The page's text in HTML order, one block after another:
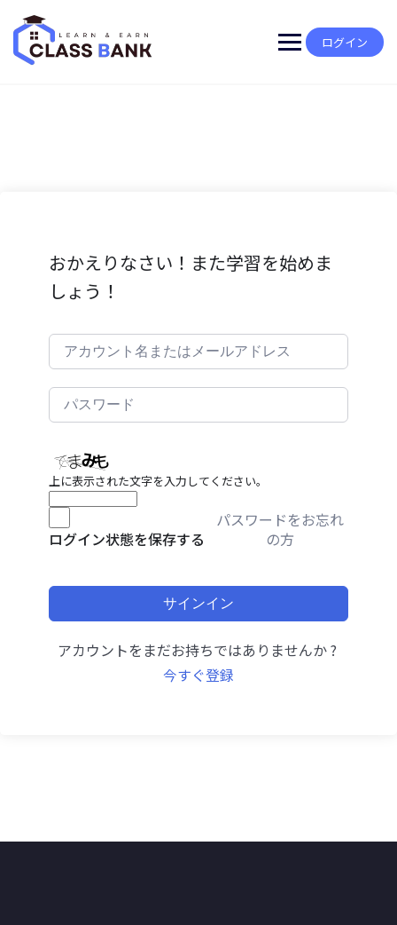
content
ログイン
おかえりなさい！また学習を始めま
しょう！
上に表示された文字を入力してください。
ログイン状態を保存する
パスワードをお忘れ
の方
サインイン
アカウントをまだお持ちではありませんか ?
今すぐ登録